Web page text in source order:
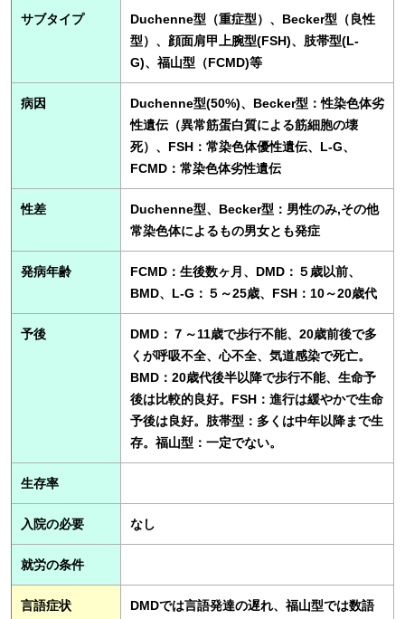
サブタイプ
Duchenne型（重症型）、Becker型（良性
型）、顔面肩甲上腕型(FSH)、肢帯型(L-
G)、福山型（FCMD)等
病因
Duchenne型(50%)、Becker型：性染色体劣
性遺伝（異常筋蛋白質による筋細胞の壊
死）、FSH：常染色体優性遺伝、L-G、
FCMD：常染色体劣性遺伝
性差
Duchenne型、Becker型：男性のみ,その他
常染色体によるもの男女とも発症
発病年齢
FCMD：生後数ヶ月、DMD：５歳以前、
BMD、L-G：５～25歳、FSH：10～20歳代
予後
DMD：７～11歳で歩行不能、20歳前後で多
くが呼吸不全、心不全、気道感染で死亡。
BMD：20歳代後半以降で歩行不能、生命予
後は比較的良好。FSH：進行は緩やかで生命
予後は良好。肢帯型：多くは中年以降まで生
存。福山型：一定でない。
生存率
入院の必要 なし
就労の条件
言語症状
DMDでは言語発達の遅れ、福山型では数語